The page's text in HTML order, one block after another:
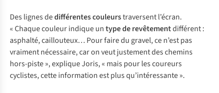
Des lignes dedifférentes couleurstraversent l’écran.
« Chaque couleur indique untype de revêtementdifférent :
asphalté, caillouteux… Pour faire du gravel, ce n’est pas
vraiment nécessaire, car on veut justement des chemins
hors-piste », explique Joris, « mais pour les coureurs
cyclistes, cette information est plus qu’intéressante ».